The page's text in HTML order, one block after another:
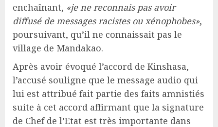
enchaînant, «je ne reconnais pas avoir
diffusé de messages racistes ou xénophobes»,
poursuivant, qu’il ne connaissait pas le
village de Mandakao.
Après avoir évoqué l’accord de Kinshasa,
l’accusé souligne que le message audio qui
lui est attribué fait partie des faits amnistiés
suite à cet accord affirmant que la signature
de Chef de l’Etat est très importante dans